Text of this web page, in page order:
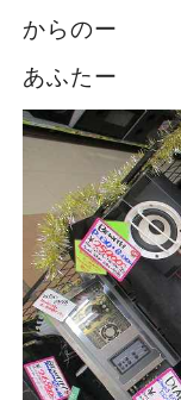
からのー
あふたー